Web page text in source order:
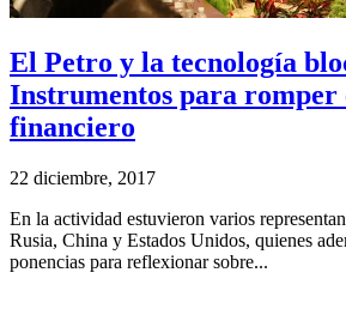
El Petro y la tecnología
Instrumentos para romper
financiero
22 diciembre, 2017
En la actividad estuvieron varios
Rusia, China y Estados Unidos, quienes
ponencias para reflexionar sobre...